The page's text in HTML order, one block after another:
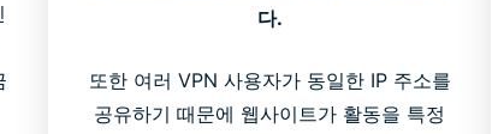
다.
또한 여러 VPN 사용자가 동일한 IP 주소를
공유하기 때문에 웹사이트가 활동을 특정